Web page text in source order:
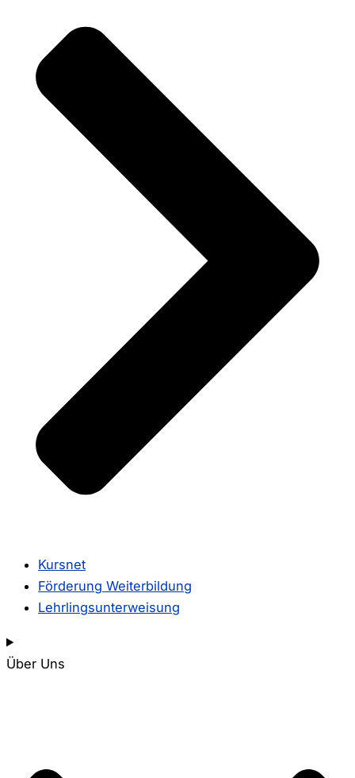
Kursnet
Förderung Weiterbildung
Lehrlingsunterweisung
Über Uns